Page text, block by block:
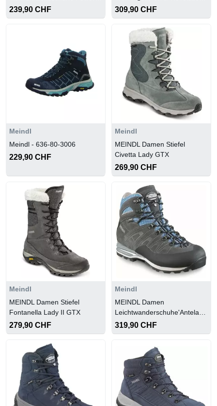
Walker Lady 3.5 (Boa®)
239,90 CHF
1.5 Lady
309,90 CHF
Meindl
Meindl - 636-80-3006
229,90 CHF
Meindl
MEINDL Damen Stiefel
Civetta Lady GTX
269,90 CHF
Meindl
MEINDL Damen Stiefel
Fontanella Lady II GTX
279,90 CHF
Meindl
MEINDL Damen
Leichtwanderschuhe'Antelao
Lady GTX'
319,90 CHF